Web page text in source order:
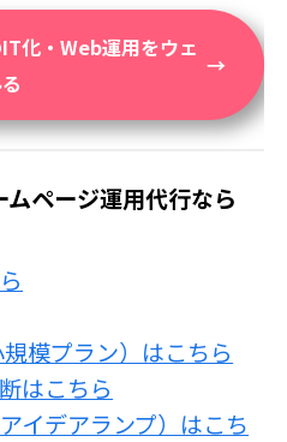
IT化・Web運用をウェ
ページ運用代行なら
模プラン）はこちら
はこちら
イデアランプ）はこち